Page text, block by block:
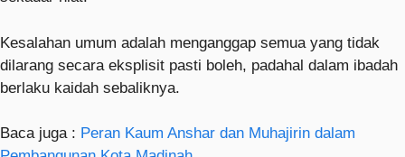
Kesalahan umum adalah menganggap semua yang tidak
dilarang secara eksplisit pasti boleh, padahal dalam ibadah
berlaku kaidah sebaliknya.
Baca juga : Peran Kaum Anshar dan Muhajirin dalam